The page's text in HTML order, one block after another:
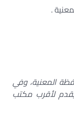
.
المعنية، وفي
لأقرب مكتب